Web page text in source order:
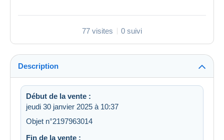
77 visites 0 suivi
Description
Début de la vente :
jeudi 30 janvier 2025 à 10:37
Objet n°2197963014
Fin de la vente :